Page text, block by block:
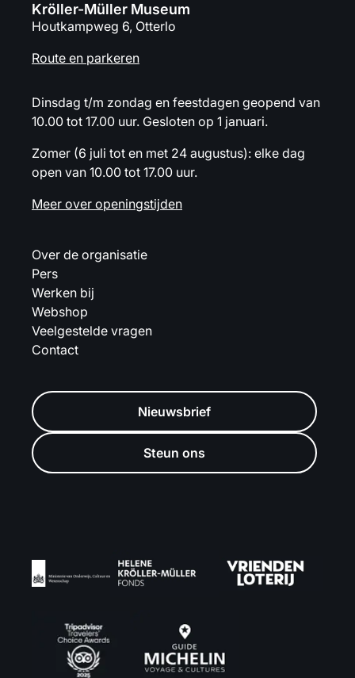
Kröller-Müller Museum
Houtkampweg 6, Otterlo
Route en parkeren
Dinsdag t/m zondag en feestdagen geopend van
10.00 tot 17.00 uur. Gesloten op 1 januari.
Zomer (6 juli tot en met 24 augustus): elke dag
open van 10.00 tot 17.00 uur.
Meer over openingstijden
Over de organisatie
Pers
Werken bij
Webshop
Veelgestelde vragen
Contact
Nieuwsbrief
Steun ons